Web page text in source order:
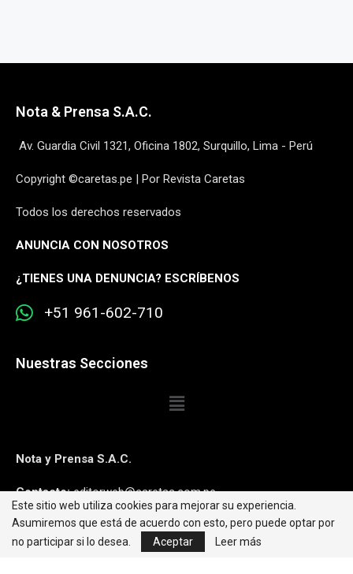
Nota & Prensa S.A.C.
Av. Guardia Civil 1321, Oficina 1802, Surquillo, Lima - Perú
Copyright ©caretas.pe | Por Revista Caretas
Todos los derechos reservados
ANUNCIA CON NOSOTROS
¿TIENES UNA DENUNCIA? ESCRÍBENOS
+51 961-602-710
Nuestras Secciones
Nota y Prensa S.A.C.
Contacto:editorweb@caretas.com.pe
Síguenos:
Este sitio web utiliza cookies para mejorar su experiencia.
Asumiremos que está de acuerdo con esto, pero puede optar por
no participar si lo desea.
Aceptar Leer más